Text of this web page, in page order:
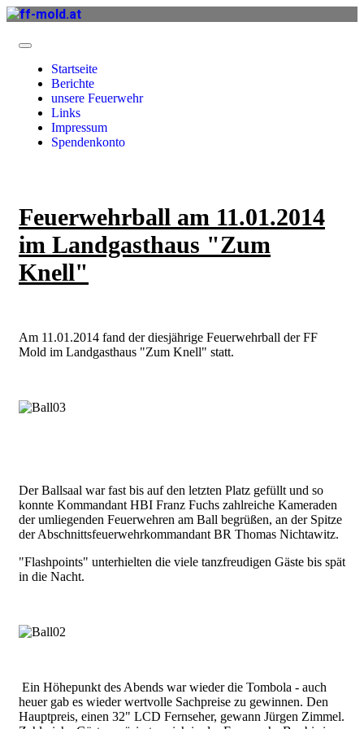
Startseite
Berichte
unsere Feuerwehr
Links
Impressum
Spendenkonto
Feuerwehrball am 11.01.2014
im Landgasthaus "Zum
Knell"
Am 11.01.2014 fand der diesjährige Feuerwehrball der FF
Mold im Landgasthaus "Zum Knell" statt.
Der Ballsaal war fast bis auf den letzten Platz gefüllt und so
konnte Kommandant HBI Franz Fuchs zahlreiche Kameraden
der umliegenden Feuerwehren am Ball begrüßen, an der Spitze
der Abschnittsfeuerwehrkommandant BR Thomas Nichtawitz.
"Flashpoints" unterhielten die viele tanzfreudigen Gäste bis spät
in die Nacht.
Ein Höhepunkt des Abends war wieder die Tombola - auch
heuer gab es wieder wertvolle Sachpreise zu gewinnen. Den
Hauptpreis, einen 32" LCD Fernseher, gewann Jürgen Zimmel.